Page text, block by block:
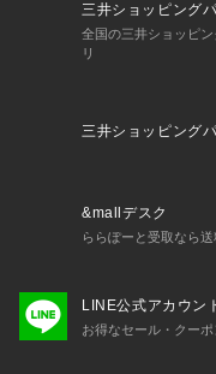
三井ショッピング
全国の三井ショッピ
リ
三井ショッピング
&mallデスク
ららぽーと受取なら
LINE公式アカウン
お得なセール・クー